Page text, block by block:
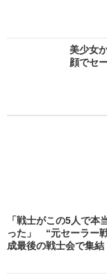
美少女
顔でセ
「戦士がこの5人で本
った」 “元セーラー
成最後の戦士会で集結